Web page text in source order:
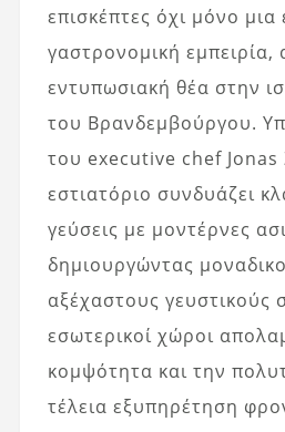
επισκέπτες όχι μόνο μια
γαστρονομική εμπειρία,
εντυπωσιακή θέα στην
του Βρανδεμβούργου.
του executive chef
εστιατόριο συνδυάζει
γεύσεις με μοντέρνες
δημιουργώντας
αξέχαστους γευστικούς
εσωτερικοί χώροι
κομψότητα και την
τέλεια εξυπηρέτηση